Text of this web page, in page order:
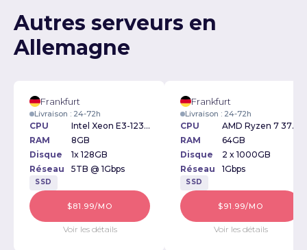
Autres serveurs en
Allemagne
Frankfurt
Livraison : 24-72h
CPU
Intel Xeon E3-1230v2 3.30GHz
RAM
8GB
Disque
1x 128GB
Réseau
5TB @ 1Gbps
SSD
$81.99/MO
Voir les détails
Frankfurt
Livraison : 24-72h
CPU
AMD Ryzen 7 3700X 3.6GHz
RAM
64GB
Disque
2 x 1000GB
Réseau
1Gbps
SSD
$91.99/MO
Voir les détails